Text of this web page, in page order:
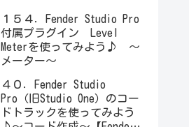
１５４．Fender Studio Pro
付属プラグイン Level
Meterを使ってみよう♪ ～
メーター～
４０．Fender Studio
Pro（旧Studio One）のコー
ドトラックを使ってみよう